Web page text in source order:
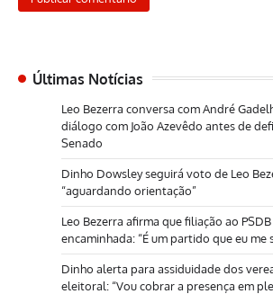
Últimas Notícias
Leo Bezerra conversa com André
diálogo com João Azevêdo antes de
Senado
Dinho Dowsley seguirá voto de Leo
“aguardando orientação”
Leo Bezerra afirma que filiação ao
encaminhada: “É um partido que eu
Dinho alerta para assiduidade dos
eleitoral: “Vou cobrar a presença em